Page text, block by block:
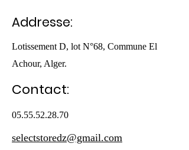
Addresse:
Lotissement D, lot N°68, Commune El
Achour, Alger.
Contact:
05.55.52.28.70
selectstoredz@gmail.com